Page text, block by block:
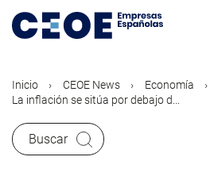
contenido
Inicio CEOE News
Economía
La inflación se sitúa por debajo d...
Buscar